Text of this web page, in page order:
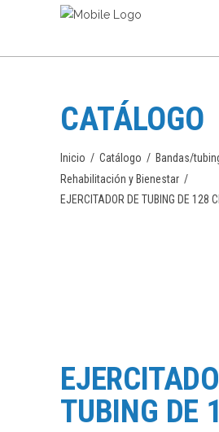
CATÁLOGO
Inicio / Catálogo / Bandas/
Rehabilitación y Bienestar /
EJERCITADOR DE TUBING DE 128
TUBING DE